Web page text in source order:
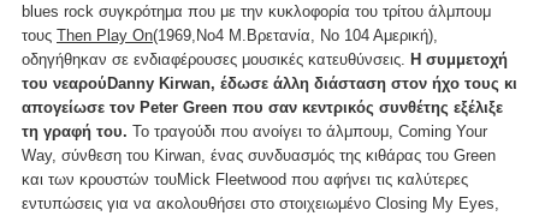
blues rock συγκρότημα που με την κυκλοφορία του τρίτου άλμπουμ
τους Then Play On(1969,Νο4 Μ.Βρετανία, Νο 104 Αμερική),
οδηγήθηκαν σε ενδιαφέρουσες μουσικές κατευθύνσεις. Η συμμετοχή
του νεαρούDanny Kirwan, έδωσε άλλη διάσταση στον ήχο τους κι
απογείωσε τον Peter Green που σαν κεντρικός συνθέτης εξέλιξε
τη γραφή του. Το τραγούδι που ανοίγει το άλμπουμ, Coming Your
Way, σύνθεση του Kirwan, ένας συνδυασμός της κιθάρας του Green
και των κρουστών τουMick Fleetwood που αφήνει τις καλύτερες
εντυπώσεις για να ακολουθήσει στο στοιχειωμένο Closing My Eyes,